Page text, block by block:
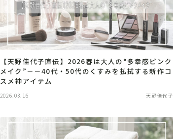
【天野佳代子直伝】2026春は大人の“多幸感ピンク
メイク”－－40代・50代のくすみを払拭する新作コ
スメ神アイテム
2026.03.16 天野佳代子